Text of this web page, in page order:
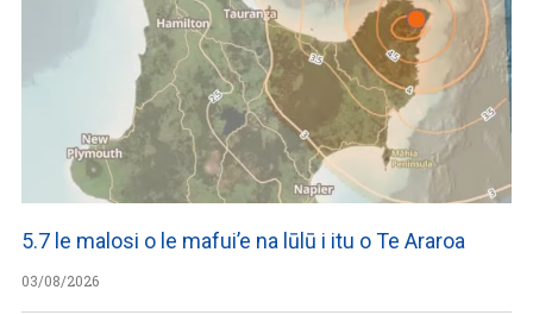
5.7 le malosi o le mafui’e na lūlū i itu o Te Araroa
03/08/2026